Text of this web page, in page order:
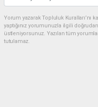
Yorum yazarak Topluluk
yaptığınız yorumunuzla ilgili
üstleniyorsunuz. Yazılan tüm
tutulamaz.